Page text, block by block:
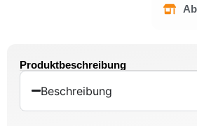
Produktbeschreibung
Beschreibung